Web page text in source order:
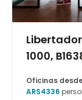
aeropuerto
1000,
Oficinas
ARS4336